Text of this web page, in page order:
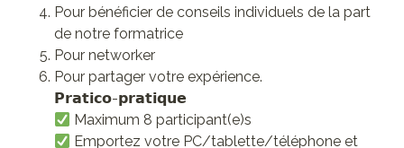
Pour bénéficier de conseils individuels de la part
de notre formatrice
Pour networker
Pour partager votre expérience.
𝗣𝗿𝗮𝘁𝗶𝗰𝗼-𝗽𝗿𝗮𝘁𝗶𝗾𝘂𝗲
Maximum 8 participant(e)s
Emportez votre PC/tablette/téléphone et